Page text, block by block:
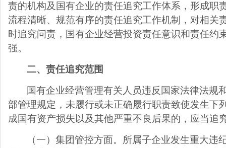
责的机构及国有企业的责任追究工作体系，形成职
流程清晰、规范有序的责任追究工作机制，对相关
时追究问责，国有企业经营投资责任意识和责任约
强。
二、责任追究范围
国有企业经营管理有关人员违反国家法律法规
部管理规定，未履行或未正确履行职责致使发生下
成国有资产损失以及其他严重不良后果的，应当追
（一）集团管控方面。所属子企业发生重大违